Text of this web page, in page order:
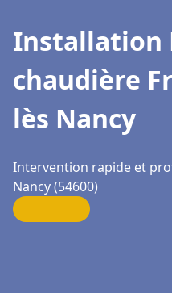
Installation
chaudière
lès Nancy
Intervention rapide et
Nancy (54600)